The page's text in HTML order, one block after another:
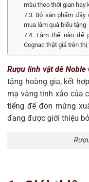
màu theo thời gian hay
7.3. Bộ sản phẩm
mua làm quà biếu tặng
7.4. Làm thế nào để
Cognac thật giả trên thị
Rượu linh vật dê Noble
tặng hoàng gia, kết
mạ vàng tinh xảo của
tiếng để đón mừng
đang được giới thiệu